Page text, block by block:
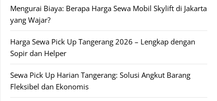
Mengurai Biaya: Berapa Harga Sewa Mobil Skylift di Jakarta
yang Wajar?
Harga Sewa Pick Up Tangerang 2026 – Lengkap dengan
Sopir dan Helper
Sewa Pick Up Harian Tangerang: Solusi Angkut Barang
Fleksibel dan Ekonomis